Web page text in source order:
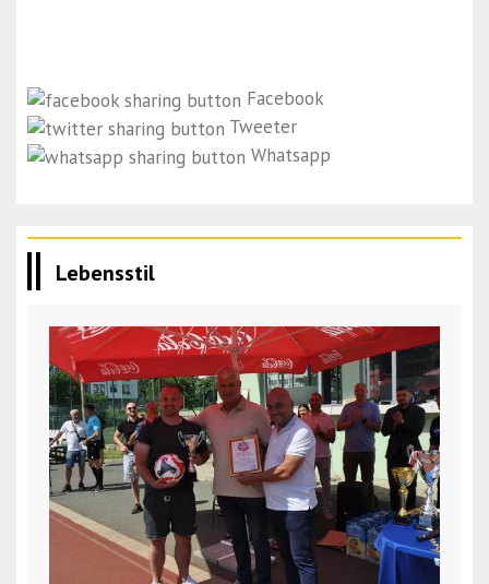
Facebook
Tweeter
Whatsapp
Lebensstil